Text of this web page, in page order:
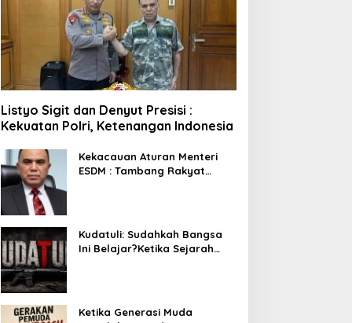
Listyo Sigit dan Denyut Presisi :
Kekuatan Polri, Ketenangan Indonesia
Kekacauan Aturan Menteri
ESDM : Tambang Rakyat
Kudatuli: Sudahkah Bangsa
Ini Belajar?Ketika Sejarah
Ketika Generasi Muda